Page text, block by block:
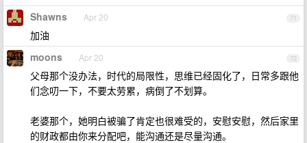
71
Shawns Apr 20
加油
72
moons Apr 20
父母那个没办法，时代的局限性，思维已经固化了，日常多跟他
们念叨一下，不要太劳累，病倒了不划算。
老婆那个，她明白被骗了肯定也很难受的，安慰安慰，然后家里
的财政都由你来分配吧，能沟通还是尽量沟通。